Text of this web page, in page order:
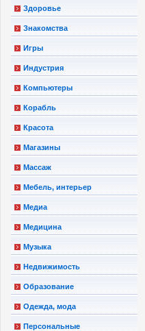
Здоровье
Знакомства
Игры
Индустрия
Компьютеры
Корабль
Красота
Магазины
Массаж
Мебель, интерьер
Медиа
Медицина
Музыка
Недвижимость
Образование
Одежда, мода
Персональные